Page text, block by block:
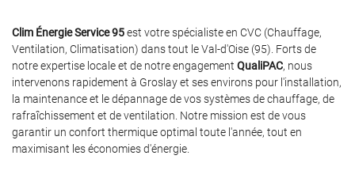
 Recopier le code ci-contre
Rafraîchir le captcha
Clim Énergie Service 95est votre spécialiste en CVC (Chauffage,
Ventilation, Climatisation) dans tout le Val-d'Oise (95). Forts de
notre expertise locale et de notre engagement QualiPAC, nous
intervenons rapidement à Groslay et ses environs pour l'installation,
la maintenance et le dépannage de vos systèmes de chauffage, de
rafraîchissement et de ventilation. Notre mission est de vous
garantir un confort thermique optimal toute l'année, tout en
maximisant les économies d'énergie.